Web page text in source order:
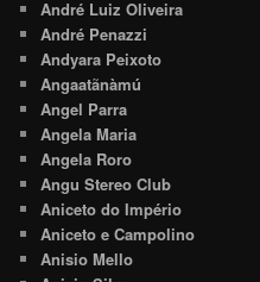
André Luiz Oliveira
André Penazzi
Andyara Peixoto
Angaatãnàmú
Angel Parra
Angela Maria
Angela Roro
Angu Stereo Club
Aniceto do Império
Aniceto e Campolino
Anisio Mello